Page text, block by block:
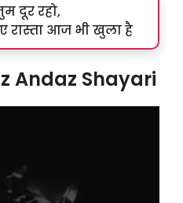
दूर रहो,
रास्ता आज भी खुला है
Andaz Shayari